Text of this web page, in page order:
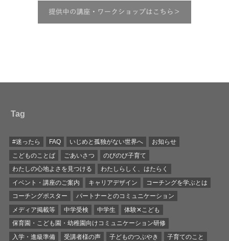
Tag
#迷ったら FAQ いじめと孤独がない世界へ
お知らせ
こどものことば
ごあいさつ
のびのび子育て
わたしの心地よさを見つける
わたしらしく、はたらく
イベント・講座のご案内
キャリアデザイン
コーチングを学ぶとは
コーチングポスター
パートナーとのコミュニケーション
メディア掲載等
中学受検 中学生
体験✕こども
保育園・こども園・幼稚園向けコミュニケーション研修
入学・進級準備
受講者様の声 子どものつぶやき
子育てのこと